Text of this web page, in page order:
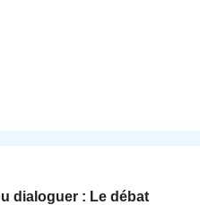
dialoguer : Le débat